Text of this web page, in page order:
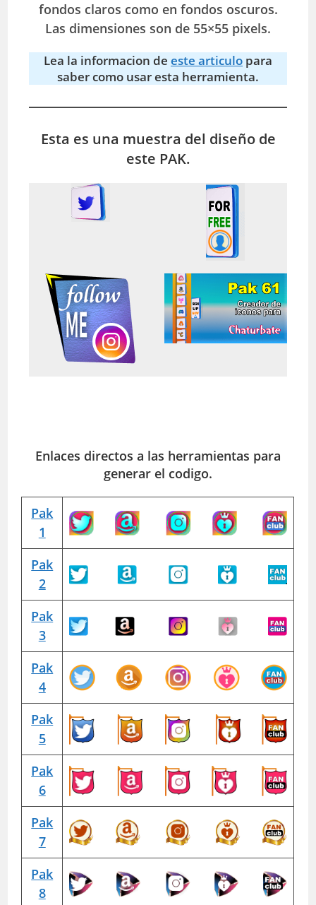
fondos claros como en fondos oscuros.
Las dimensiones son de 55×55 pixels.
Lea la informacion de este articulo para
saber como usar esta herramienta.
Esta es una muestra del diseño de
este PAK.
Enlaces directos a las herramientas para
generar el codigo.
Pak
1
Pak
2
Pak
3
Pak
4
Pak
5
Pak
6
Pak
7
Pak
8